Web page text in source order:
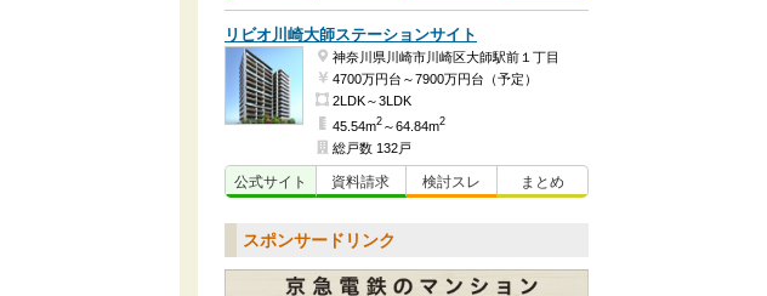
リビオ川崎大師ステーションサイト
神奈川県川崎市川崎区大師駅前１丁目
4700万円台～7900万円台（予定）
2LDK～3LDK
45.54m2 ～64.84m2
総戸数 132戸
公式サイト 資料請求 検討スレ まとめ
スポンサードリンク